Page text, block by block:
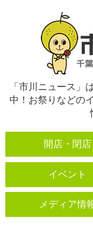
「市川ニュース」
中！お祭りなどの
開店・閉店
イベント
メディア情